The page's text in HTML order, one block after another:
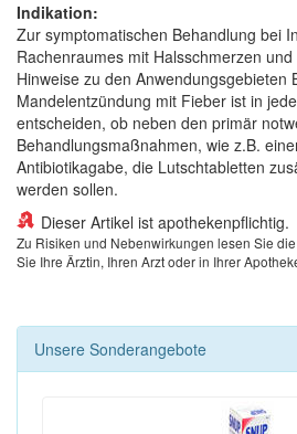
Indikation:
Zur symptomatischen Behandlung bei
Rachenraumes mit Halsschmerzen
Hinweise zu den Anwendungsgebieten
Mandelentzündung mit Fieber ist in
entscheiden, ob neben den primär
Behandlungsmaßnahmen, wie z.B.
Antibiotikagabe, die Lutschtabletten
werden sollen.
Dieser Artikel ist apothekenpflichtig.
Zu Risiken und Nebenwirkungen lesen Sie
Sie Ihre Ärztin, Ihren Arzt oder in Ihrer
Unsere Sonderangebote